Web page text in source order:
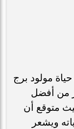
مولود برج
من أفضل
متوقع أن
ويشعر